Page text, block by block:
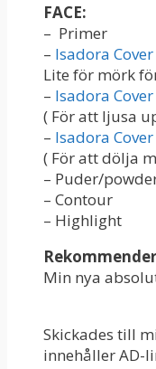
FACE:
– Primer
– Isadora
Lite för mörk
– Isadora
( För att ljusa
– Isadora
( För att dölja
– Puder/
– Contour
– Highlight
Min nya
Skickades till
innehåller AD-